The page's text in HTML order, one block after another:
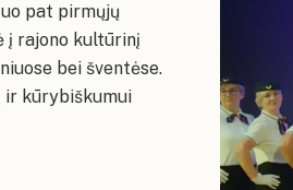
pat pirmųjų
į rajono kultūrinį
bei šventėse.
ir kūrybiškumui